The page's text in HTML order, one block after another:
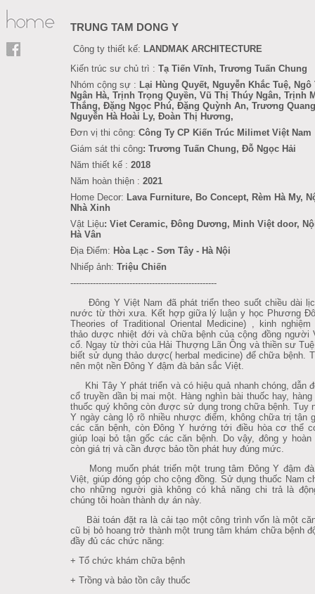
TRUNG TAM DONG Y
Công ty thiết kế: LANDMAK ARCHITECTURE
Kiến trúc sư chủ trì : Tạ Tiến Vĩnh, Trương Tuấn Chung
Nhóm cộng sự : Lại Hùng Quyết, Nguyễn Khắc Tuệ, Ngô
Ngân Hà, Trịnh Trọng Quyền, Vũ Thị Thúy Ngân, Trịnh
Thắng, Đặng Ngọc Phú, Đặng Quỳnh An, Trương
Nguyễn Hà Hoài Ly, Đoàn Thị Hương,
Đơn vị thi công: Công Ty CP Kiến Trúc Milimet Việt Nam
Giám sát thi công: Trương Tuấn Chung, Đỗ Ngọc Hải
Năm thiết kế : 2018
Năm hoàn thiện : 2021
Home Decor: Lava Furniture, Bo Concept, Rèm Hà My,
Nhà Xinh
Vật Liệu: Viet Ceramic, Đông Dương, Minh Việt door,
Hà Vân
Địa Điểm: Hòa Lạc - Sơn Tây - Hà Nội
Nhiếp ảnh: Triệu Chiến
----------------------------------------------------
Đông Y Việt Nam đã phát triển theo suốt chiều dài
nước từ thời xưa. Kết hợp giữa lý luận y học Phương
Theories of Traditional Oriental Medicine) , kinh nghiệm
thảo dược nhiệt đới và chữa bệnh của cộng đồng người
cổ. Ngay từ thời của Hải Thượng Lãn Ông và thiền sư
biết sử dụng thảo dược( herbal medicine) để chữa bệnh.
nên một nền Đông Y đậm đà bản sắc Việt.
Khi Tây Y phát triển và có hiệu quả nhanh chóng, dẫn
cổ truyền dần bị mai một. Hàng nghìn bài thuốc hay,
thuốc quý không còn được sử dụng trong chữa bệnh. Tuy
Y ngày càng lộ rõ nhiều nhược điểm, không chữa trị tận
các căn bệnh, còn Đông Y hướng tới điều hòa cơ thể
giúp loại bỏ tận gốc các căn bệnh. Do vậy, đông y hoàn
còn giá trị và cần được bảo tồn phát huy đúng mức.
Mong muốn phát triển một trung tâm Đông Y đậm
Việt, giúp đóng góp cho cộng đồng. Sử dụng thuốc Nam
cho những người già không có khả năng chi trả là
chúng tôi hoàn thành dự án này.
Bài toán đặt ra là cải tạo một công trình vốn là một
cũ bị bỏ hoang trở thành một trung tâm khám chữa bệnh
đầy đủ các chức năng:
+ Tổ chức khám chữa bệnh
+ Trồng và bảo tồn cây thuốc